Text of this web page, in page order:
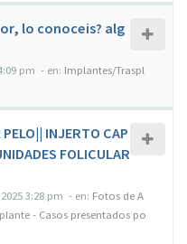
lo conoceis? alg
pm - en: Implantes/Traspl
INJERTO CAP
FOLICULAR
3:28 pm - en: Fotos de A
- Casos presentados po